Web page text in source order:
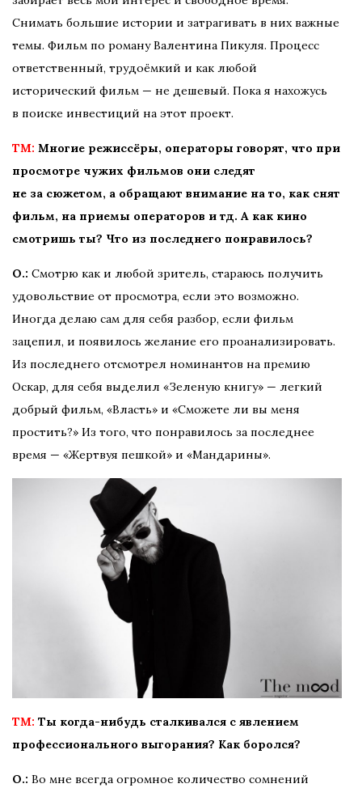
Снимать большие истории и затрагивать в них важные
темы. Фильм по роману Валентина Пикуля. Процесс
ответственный, трудоёмкий и как любой
исторический фильм — не дешевый. Пока я нахожусь
в поиске инвестиций на этот проект.
TM: Многие режиссёры, операторы говорят, что при
просмотре чужих фильмов они следят
не за сюжетом, а обращают внимание на то, как снят
фильм, на приемы операторов и тд. А как кино
смотришь ты? Что из последнего понравилось?
О.: Смотрю как и любой зритель, стараюсь получить
удовольствие от просмотра, если это возможно.
Иногда делаю сам для себя разбор, если фильм
зацепил, и появилось желание его проанализировать.
Из последнего отсмотрел номинантов на премию
Оскар, для себя выделил «Зеленую книгу» — легкий
добрый фильм, «Власть» и «Сможете ли вы меня
простить?» Из того, что понравилось за последнее
время — «Жертвуя пешкой» и «Мандарины».
TM: Ты когда-нибудь сталкивался с явлением
профессионального выгорания? Как боролся?
О.: Во мне всегда огромное количество сомнений